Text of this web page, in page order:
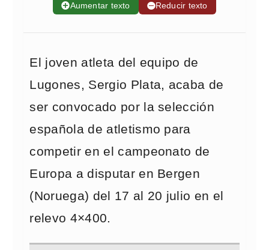
➕Aumentar texto ➖Reducir texto
El joven atleta del equipo de
Lugones, Sergio Plata, acaba de
ser convocado por la selección
española de atletismo para
competir en el campeonato de
Europa a disputar en Bergen
(Noruega) del 17 al 20 julio en el
relevo 4×400.